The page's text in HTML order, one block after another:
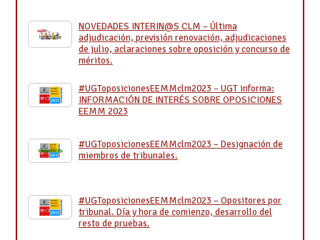
NOVEDADES INTERIN@S CLM – Última
adjudicación, previsión renovación, adjudicaciones
de julio, aclaraciones sobre oposición y concurso de
méritos.
#UGToposicionesEEMMclm2023 – UGT informa:
INFORMACIÓN DE INTERÉS SOBRE OPOSICIONES
EEMM 2023
#UGToposicionesEEMMclm2023 – Designación de
miembros de tribunales.
#UGToposicionesEEMMclm2023 – Opositores por
tribunal. Día y hora de comienzo, desarrollo del
resto de pruebas.